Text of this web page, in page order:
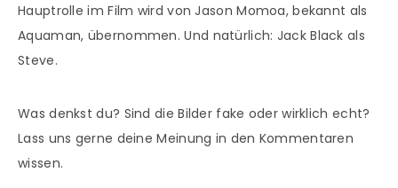
Hauptrolle im Film wird von Jason Momoa, bekannt als
Aquaman, übernommen. Und natürlich: Jack Black als
Steve.
Was denkst du? Sind die Bilder fake oder wirklich echt?
Lass uns gerne deine Meinung in den Kommentaren
wissen.